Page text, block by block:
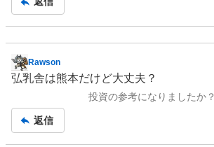
掲
示
事
Rawson
弘乳舎は熊本だけど大丈夫？
投資の参考になりましたか？
返信